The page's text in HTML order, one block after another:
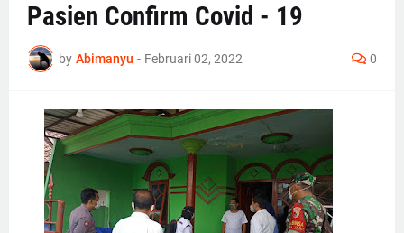
Pasien Confirm Covid - 19
by Abimanyu - Februari 02, 2022 0